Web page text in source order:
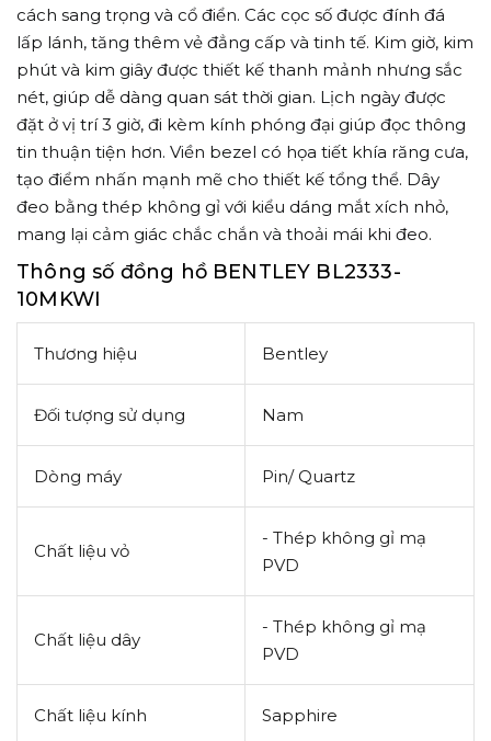
cách sang trọng và cổ điển. Các cọc số được đính đá
lấp lánh, tăng thêm vẻ đẳng cấp và tinh tế. Kim giờ, kim
phút và kim giây được thiết kế thanh mảnh nhưng sắc
nét, giúp dễ dàng quan sát thời gian. Lịch ngày được
đặt ở vị trí 3 giờ, đi kèm kính phóng đại giúp đọc thông
tin thuận tiện hơn. Viền bezel có họa tiết khía răng cưa,
tạo điểm nhấn mạnh mẽ cho thiết kế tổng thể. Dây
đeo bằng thép không gỉ với kiểu dáng mắt xích nhỏ,
mang lại cảm giác chắc chắn và thoải mái khi đeo.
Thông số đồng hồ BENTLEY BL2333-
10MKWI
Thương hiệu Bentley
Đối tượng sử dụng Nam
Dòng máy Pin/ Quartz
Chất liệu vỏ
- Thép không gỉ mạ
PVD
Chất liệu dây
- Thép không gỉ mạ
PVD
Chất liệu kính Sapphire